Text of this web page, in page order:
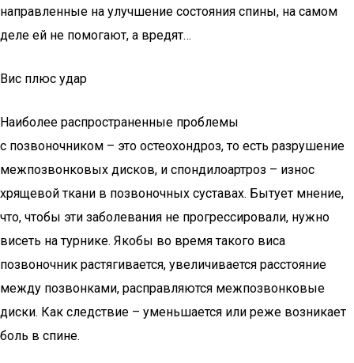
направленные на улучшение состояния спины, на самом
деле ей не помогают, а вредят…
Вис плюс удар
Наиболее распространенные проблемы
с позвоночником – это остеохондроз, то есть разрушение
межпозвонковых дисков, и спондилоартроз – износ
хрящевой ткани в позвоночных суставах. Бытует мнение,
что, чтобы эти заболевания не прогрессировали, нужно
висеть на турнике. Якобы во время такого виса
позвоночник растягивается, увеличивается расстояние
между позвонками, расправляются межпозвонковые
диски. Как следствие – уменьшается или реже возникает
боль в спине.